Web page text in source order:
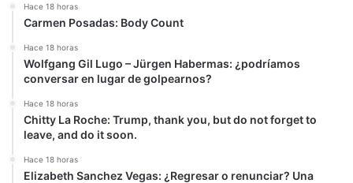
Hace 18 horas
Carmen Posadas: Body Count
Hace 18 horas
Wolfgang Gil Lugo – Jürgen Habermas: ¿podríamos
conversar en lugar de golpearnos?
Hace 18 horas
Chitty La Roche: Trump, thank you, but do not forget to
leave, and do it soon.
Hace 18 horas
Elizabeth Sanchez Vegas: ¿Regresar o renunciar? Una